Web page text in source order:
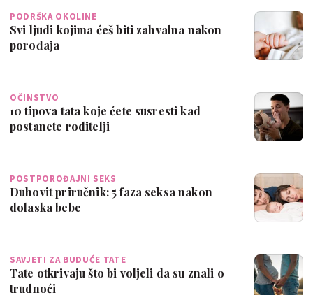
PODRŠKA OKOLINE
Svi ljudi kojima ćeš biti zahvalna nakon
porođaja
OČINSTVO
10 tipova tata koje ćete susresti kad
postanete roditelji
POSTPOROĐAJNI SEKS
Duhovit priručnik: 5 faza seksa nakon
dolaska bebe
SAVJETI ZA BUDUĆE TATE
Tate otkrivaju što bi voljeli da su znali o
trudnoći